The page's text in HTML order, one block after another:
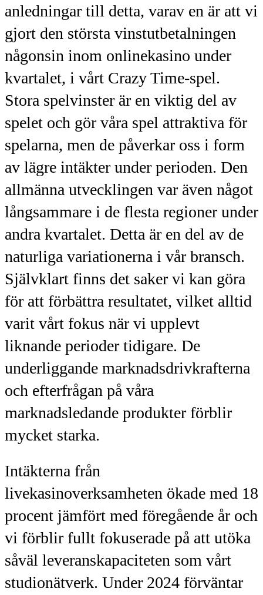
anledningar till detta, varav en är att vi
gjort den största vinstutbetalningen
någonsin inom onlinekasino under
kvartalet, i vårt Crazy Time-spel.
Stora spelvinster är en viktig del av
spelet och gör våra spel attraktiva för
spelarna, men de påverkar oss i form
av lägre intäkter under perioden. Den
allmänna utvecklingen var även något
långsammare i de flesta regioner under
andra kvartalet. Detta är en del av de
naturliga variationerna i vår bransch.
Självklart finns det saker vi kan göra
för att förbättra resultatet, vilket alltid
varit vårt fokus när vi upplevt
liknande perioder tidigare. De
underliggande marknadsdrivkrafterna
och efterfrågan på våra
marknadsledande produkter förblir
mycket starka.
Intäkterna från
livekasinoverksamheten ökade med 18
procent jämfört med föregående år och
vi förblir fullt fokuserade på att utöka
såväl leveranskapaciteten som vårt
studionätverk. Under 2024 förväntar